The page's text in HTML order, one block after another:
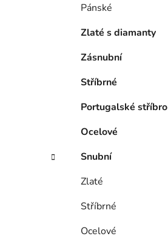
Pánské
Zlaté s diamanty
Zásnubní
Stříbrné
Portugalské stříbro
Ocelové
Snubní
Zlaté
Stříbrné
Ocelové